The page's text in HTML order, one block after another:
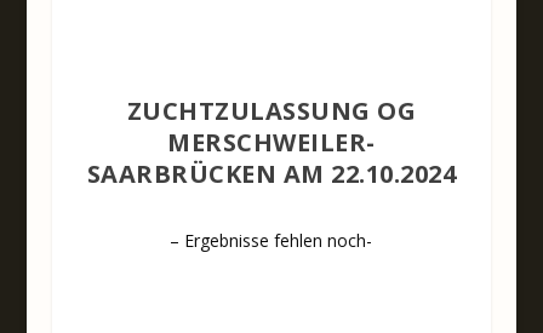
ZUCHTZULASSUNG OG
MERSCHWEILER-
SAARBRÜCKEN AM 22.10.2024
– Ergebnisse fehlen noch-